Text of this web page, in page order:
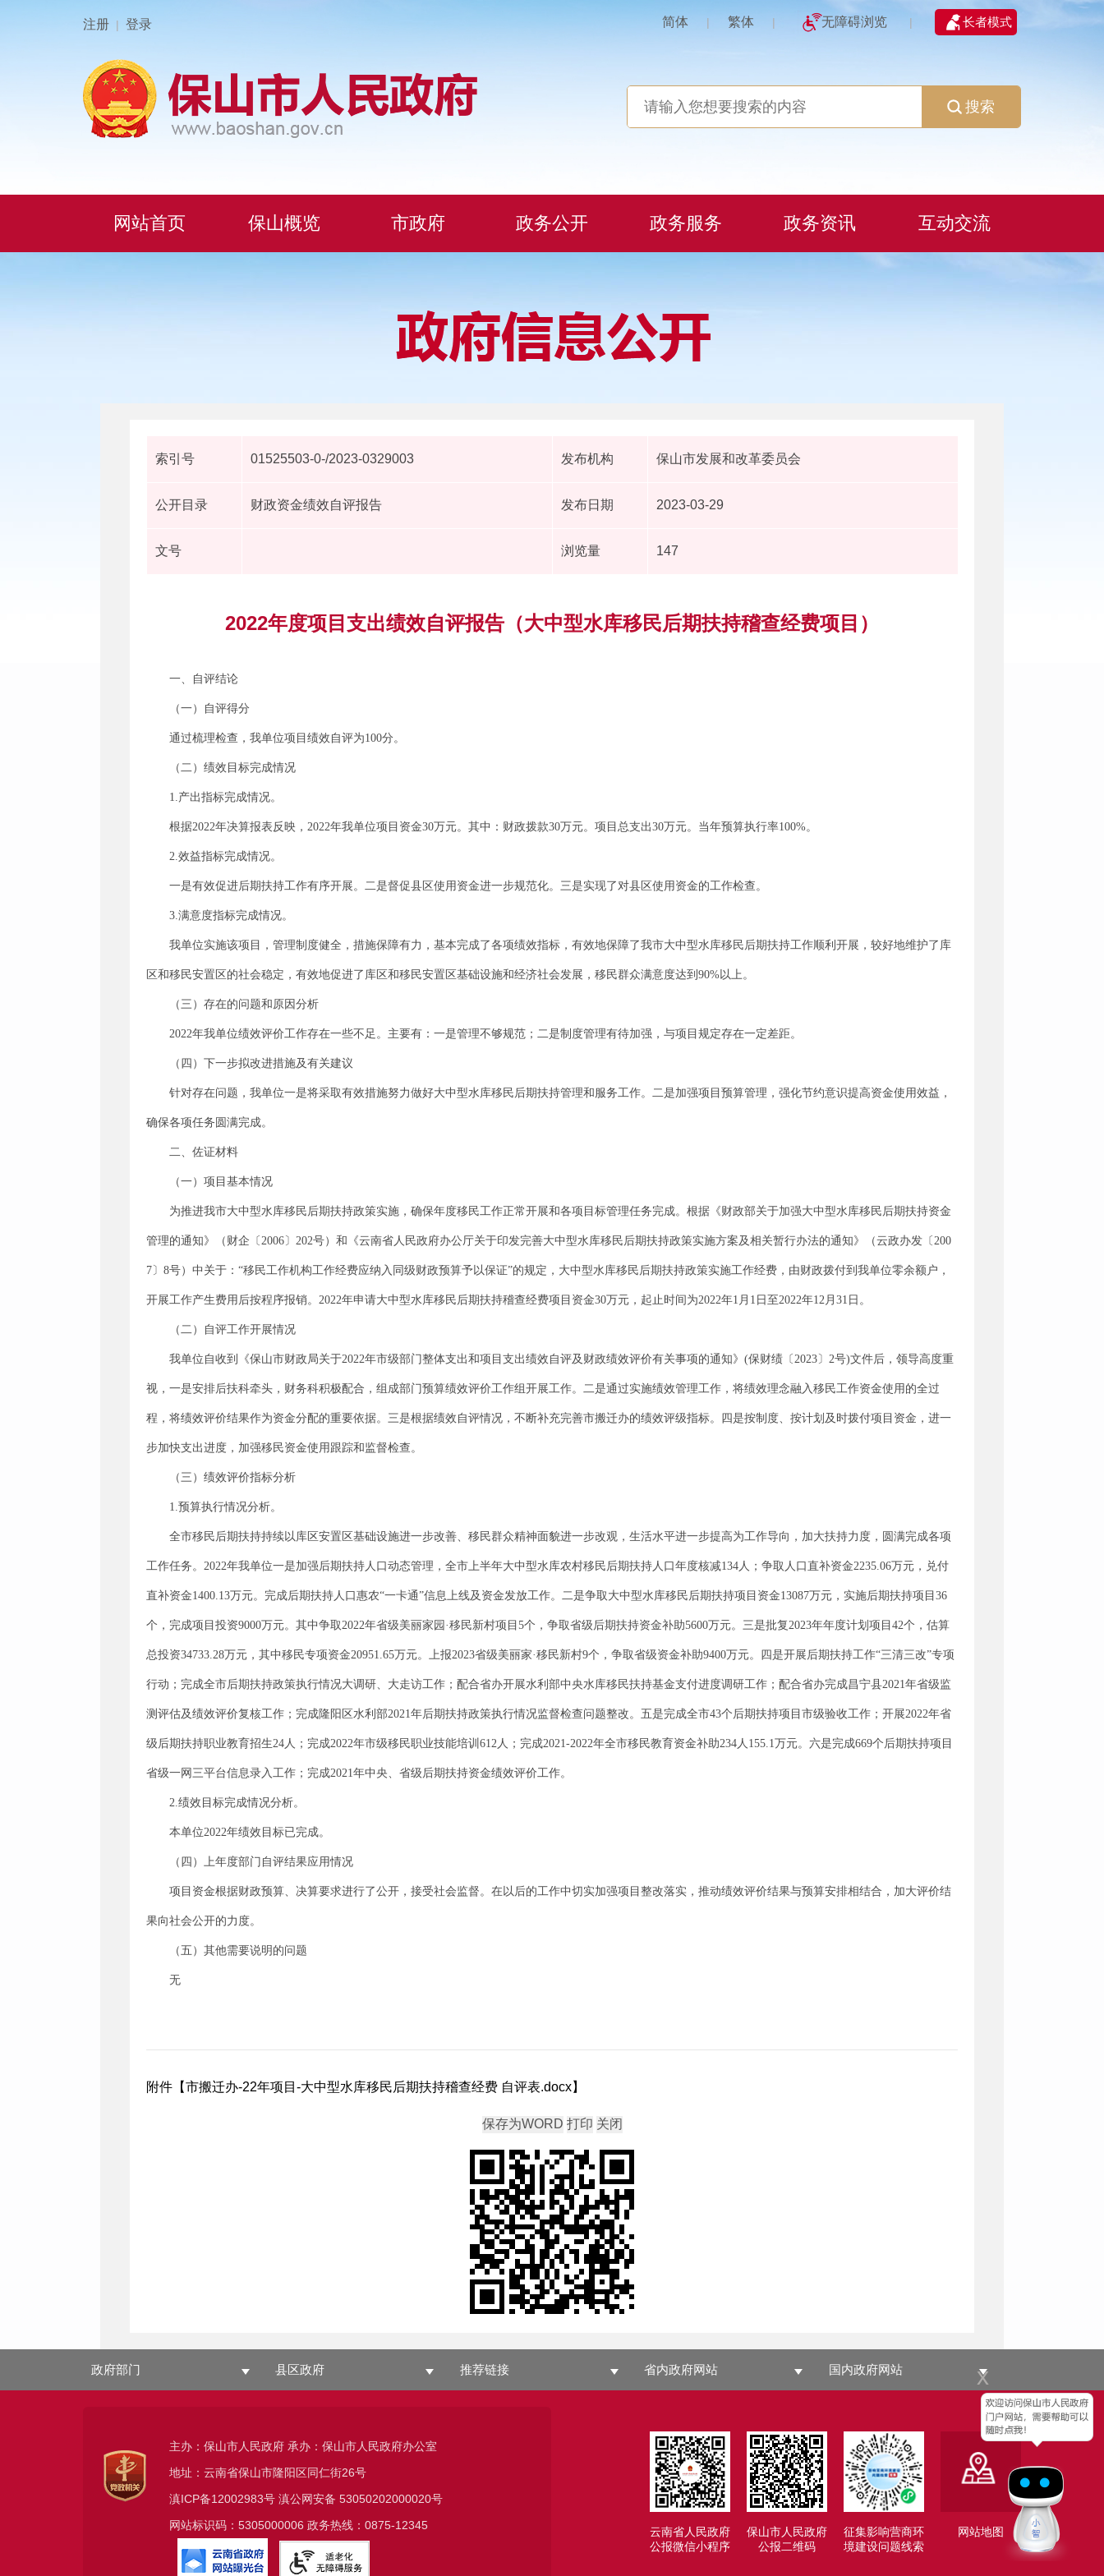
注册 | 登录 简体 | 繁体 | 无障碍浏览 | 长者模式
x
搜索
网站首页 保山概览 市政府 政务公开 政务服务 政务资讯 互动交流
索引号 01525503-0-/2023-0329003 发布机构 保山市发展和改革委员会
公开目录 财政资金绩效自评报告 发布日期 2023-03-29
文号 浏览量 147
2022年度项目支出绩效自评报告（大中型水库移民后期扶持稽查经费项目）
一、自评结论
（一）自评得分
通过梳理检查，我单位项目绩效自评为100分。
（二）绩效目标完成情况
1.产出指标完成情况。
根据2022年决算报表反映，2022年我单位项目资金30万元。其中：财政拨款30万元。项目总支出30万元。当年预算执行率100%。
2.效益指标完成情况。
一是有效促进后期扶持工作有序开展。二是督促县区使用资金进一步规范化。三是实现了对县区使用资金的工作检查。
3.满意度指标完成情况。
我单位实施该项目，管理制度健全，措施保障有力，基本完成了各项绩效指标，有效地保障了我市大中型水库移民后期扶持工作顺利开展，较好地维护了库
区和移民安置区的社会稳定，有效地促进了库区和移民安置区基础设施和经济社会发展，移民群众满意度达到90%以上。
（三）存在的问题和原因分析
2022年我单位绩效评价工作存在一些不足。主要有：一是管理不够规范；二是制度管理有待加强，与项目规定存在一定差距。
（四）下一步拟改进措施及有关建议
针对存在问题，我单位一是将采取有效措施努力做好大中型水库移民后期扶持管理和服务工作。二是加强项目预算管理，强化节约意识提高资金使用效益，
确保各项任务圆满完成。
二、佐证材料
（一）项目基本情况
为推进我市大中型水库移民后期扶持政策实施，确保年度移民工作正常开展和各项目标管理任务完成。根据《财政部关于加强大中型水库移民后期扶持资金
管理的通知》（财企〔2006〕202号）和《云南省人民政府办公厅关于印发完善大中型水库移民后期扶持政策实施方案及相关暂行办法的通知》（云政办发〔200
7〕8号）中关于：“移民工作机构工作经费应纳入同级财政预算予以保证”的规定，大中型水库移民后期扶持政策实施工作经费，由财政拨付到我单位零余额户，
开展工作产生费用后按程序报销。2022年申请大中型水库移民后期扶持稽查经费项目资金30万元，起止时间为2022年1月1日至2022年12月31日。
（二）自评工作开展情况
我单位自收到《保山市财政局关于2022年市级部门整体支出和项目支出绩效自评及财政绩效评价有关事项的通知》(保财绩〔2023〕2号)文件后，领导高度重
视，一是安排后扶科牵头，财务科积极配合，组成部门预算绩效评价工作组开展工作。二是通过实施绩效管理工作，将绩效理念融入移民工作资金使用的全过
程，将绩效评价结果作为资金分配的重要依据。三是根据绩效自评情况，不断补充完善市搬迁办的绩效评级指标。四是按制度、按计划及时拨付项目资金，进一
步加快支出进度，加强移民资金使用跟踪和监督检查。
（三）绩效评价指标分析
1.预算执行情况分析。
全市移民后期扶持持续以库区安置区基础设施进一步改善、移民群众精神面貌进一步改观，生活水平进一步提高为工作导向，加大扶持力度，圆满完成各项
工作任务。2022年我单位一是加强后期扶持人口动态管理，全市上半年大中型水库农村移民后期扶持人口年度核减134人；争取人口直补资金2235.06万元，兑付
直补资金1400.13万元。完成后期扶持人口惠农“一卡通”信息上线及资金发放工作。二是争取大中型水库移民后期扶持项目资金13087万元，实施后期扶持项目36
个，完成项目投资9000万元。其中争取2022年省级美丽家园·移民新村项目5个，争取省级后期扶持资金补助5600万元。三是批复2023年年度计划项目42个，估算
总投资34733.28万元，其中移民专项资金20951.65万元。上报2023省级美丽家·移民新村9个，争取省级资金补助9400万元。四是开展后期扶持工作“三清三改”专项
行动；完成全市后期扶持政策执行情况大调研、大走访工作；配合省办开展水利部中央水库移民扶持基金支付进度调研工作；配合省办完成昌宁县2021年省级监
测评估及绩效评价复核工作；完成隆阳区水利部2021年后期扶持政策执行情况监督检查问题整改。五是完成全市43个后期扶持项目市级验收工作；开展2022年省
级后期扶持职业教育招生24人；完成2022年市级移民职业技能培训612人；完成2021-2022年全市移民教育资金补助234人155.1万元。六是完成669个后期扶持项目
省级一网三平台信息录入工作；完成2021年中央、省级后期扶持资金绩效评价工作。
2.绩效目标完成情况分析。
本单位2022年绩效目标已完成。
（四）上年度部门自评结果应用情况
项目资金根据财政预算、决算要求进行了公开，接受社会监督。在以后的工作中切实加强项目整改落实，推动绩效评价结果与预算安排相结合，加大评价结
果向社会公开的力度。
（五）其他需要说明的问题
无
附件【市搬迁办-22年项目-大中型水库移民后期扶持稽查经费 自评表.docx】
政府部门 县区政府 推荐链接 省内政府网站 国内政府网站
云南省人民政府
公报微信小程序
保山市人民政府
公报二维码
征集影响营商环
境建设问题线索
网站地图
主办：保山市人民政府 承办：保山市人民政府办公室
地址：云南省保山市隆阳区同仁街26号
滇ICP备12002983号滇公网安备 53050202000020号
网站标识码：5305000006 政务热线：0875-12345